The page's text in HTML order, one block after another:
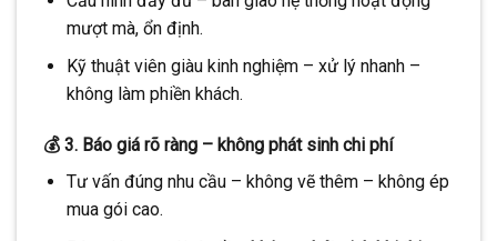
mượt mà, ổn định.
Kỹ thuật viên giàu kinh nghiệm – xử lý nhanh –
không làm phiền khách.
💰 3. Báo giá rõ ràng – không phát sinh chi phí
Tư vấn đúng nhu cầu – không vẽ thêm – không ép
mua gói cao.